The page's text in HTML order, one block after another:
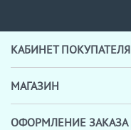
КАБИНЕТ ПОКУПАТЕЛЯ
МАГАЗИН
ОФОРМЛЕНИЕ ЗАКАЗА